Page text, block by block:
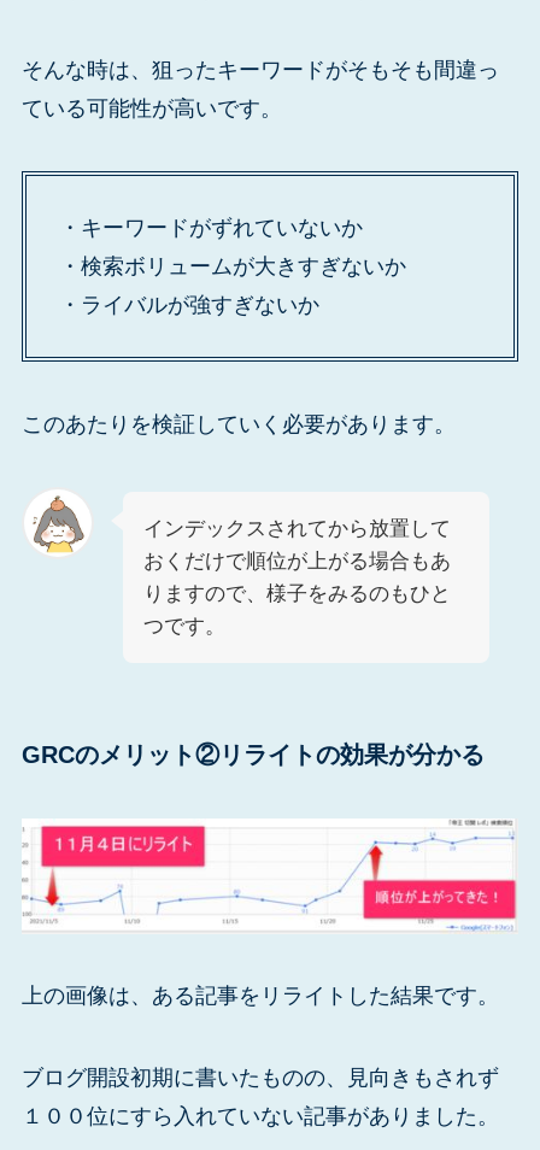
そんな時は、狙ったキーワードがそもそも間違っ
ている可能性が高いです。
・キーワードがずれていないか
・検索ボリュームが大きすぎないか
・ライバルが強すぎないか
このあたりを検証していく必要があります。
インデックスされてから放置して
おくだけで順位が上がる場合もあ
りますので、様子をみるのもひと
つです。
GRCのメリット②リライトの効果が分かる
上の画像は、ある記事をリライトした結果です。
ブログ開設初期に書いたものの、見向きもされず
１００位にすら入れていない記事がありました。